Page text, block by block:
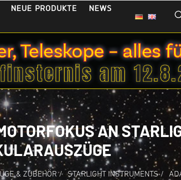
NEUE PRODUKTE
NEWS
AN
& ZUBEHÖR / STARLIGHT INSTRUMENTS /